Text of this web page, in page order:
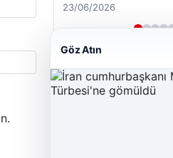
23/06/2026
Göz Atın